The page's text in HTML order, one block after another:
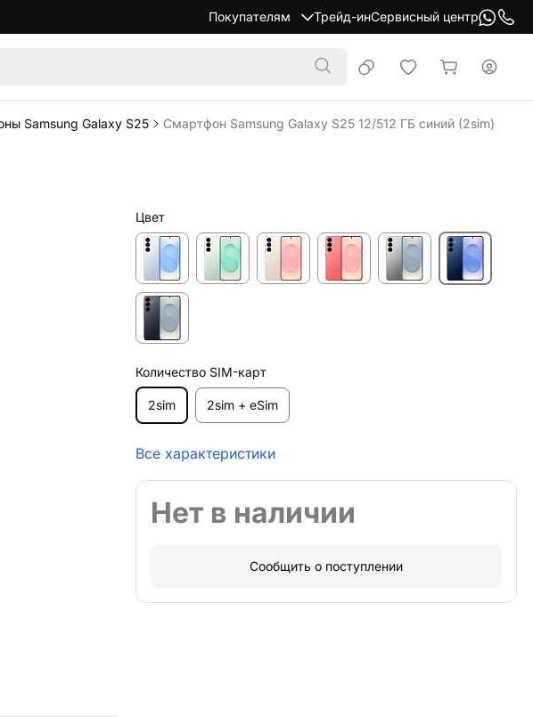
Покупателям Трейд-инСервисный центр
Samsung Galaxy S25 Смартфон Samsung Galaxy S25 12/512 ГБ синий (2sim)
Цвет
Количество SIM-карт
2sim 2sim + eSim
Все характеристики
Нет в наличии
Сообщить о поступлении